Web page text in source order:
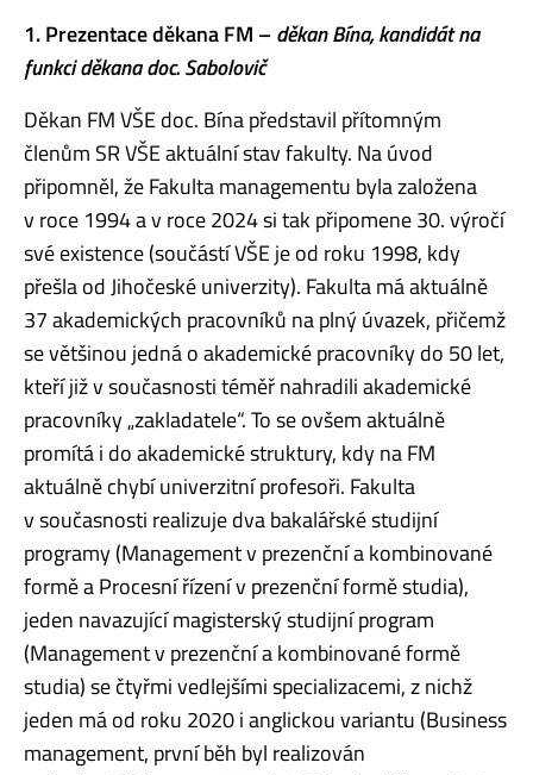
1. Prezentace děkana FM –děkan Bína, kandidát na
funkci děkana doc. Sabolovič
Děkan FM VŠE doc. Bína představil přítomným
členům SR VŠE aktuální stav fakulty. Na úvod
připomněl, že Fakulta managementu byla založena
v roce 1994 a v roce 2024 si tak připomene 30. výročí
své existence (součástí VŠE je od roku 1998, kdy
přešla od Jihočeské univerzity). Fakulta má aktuálně
37 akademických pracovníků na plný úvazek, přičemž
se většinou jedná o akademické pracovníky do 50 let,
kteří již v současnosti téměř nahradili akademické
pracovníky „zakladatele“. To se ovšem aktuálně
promítá i do akademické struktury, kdy na FM
aktuálně chybí univerzitní profesoři. Fakulta
v současnosti realizuje dva bakalářské studijní
programy (Management v prezenční a kombinované
formě a Procesní řízení v prezenční formě studia),
jeden navazující magisterský studijní program
(Management v prezenční a kombinované formě
studia) se čtyřmi vedlejšími specializacemi, z nichž
jeden má od roku 2020 i anglickou variantu (Business
management, první běh byl realizován